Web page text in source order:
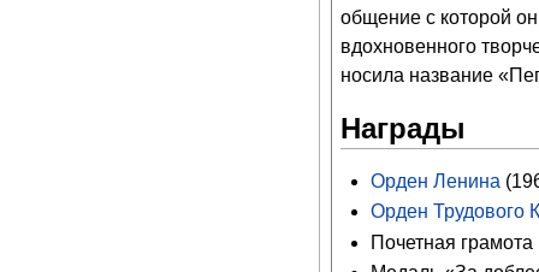
общение с которой
вдохновенного
носила название
Награды
Орден Ленина
Орден Трудового
Почетная